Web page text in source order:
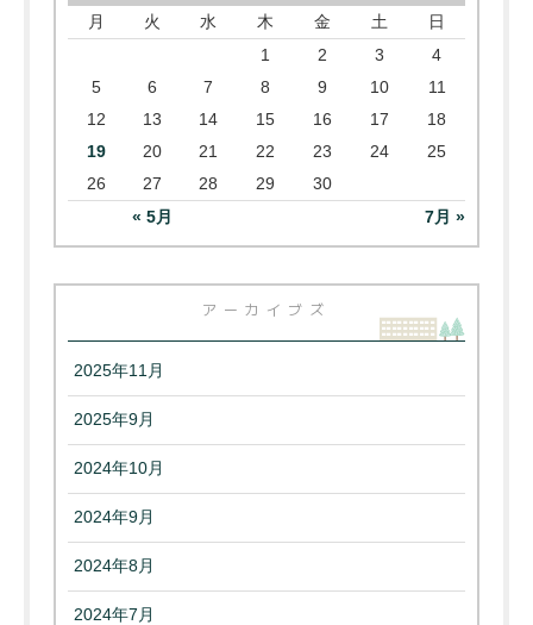
月
火 水 木 金 土 日
« 5月 7月 »
1 2 3
4
5
6 7 8 9 10
11
12
13 14 15 16 17
18
19
20 21 22 23 24
25
26
27 28 29 30
アーカイブズ
2025年11月
2025年9月
2024年10月
2024年9月
2024年8月
2024年7月